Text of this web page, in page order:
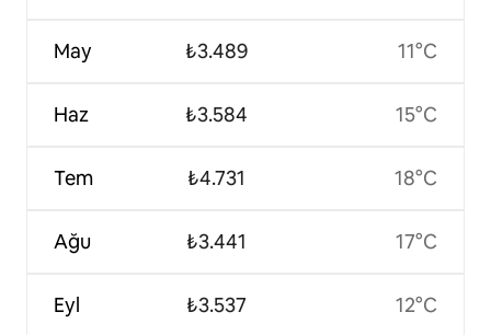
May
Haz
Tem
Ağu
Eyl
₺3.489
₺3.584
₺4.731
₺3.441
₺3.537
11°C
15°C
18°C
17°C
12°C